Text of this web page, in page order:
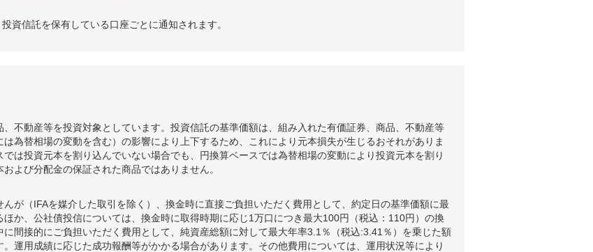
資信託を保有している口座ごとに通知されます。
不動産等を投資対象としています。投資信託の基準価額は、組み入れた有価証券、商品、不動産等
為替相場の変動を含む）の影響により上下するため、これにより元本損失が生じるおそれがありま
は投資元本を割り込んでいない場合でも、円換算ベースでは為替相場の変動により投資元本を割り
よび分配金の保証された商品ではありません。
が（IFAを媒介した取引を除く）、換金時に直接ご負担いただく費用として、約定日の基準価額に最
か、公社債投信については、換金時に取得時期に応じ1万口につき最大100円（税込：110円）の換
間接的にご負担いただく費用として、純資産総額に対して最大年率3.1％（税込:3.41％）を乗じた額
運用成績に応じた成功報酬等がかかる場合があります。その他費用については、運用状況等により